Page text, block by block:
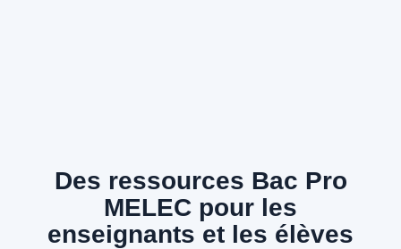
Des ressources Bac Pro
MELEC pour les
enseignants et les élèves